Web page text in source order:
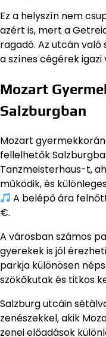
Ez a helyszín nem
azért is, mert a
ragadó. Az utcán
a színes cégérek
Mozart
Salzburgban
Mozart
fellelhetők
Tanzmeisterhaus-t,
működik, és
A belépő ára
€.
A városban számos
gyerekek is jól
parkja különösen
szökőkutak és titkos
Salzburg utcáin
zenészekkel, akik
zenei előadások